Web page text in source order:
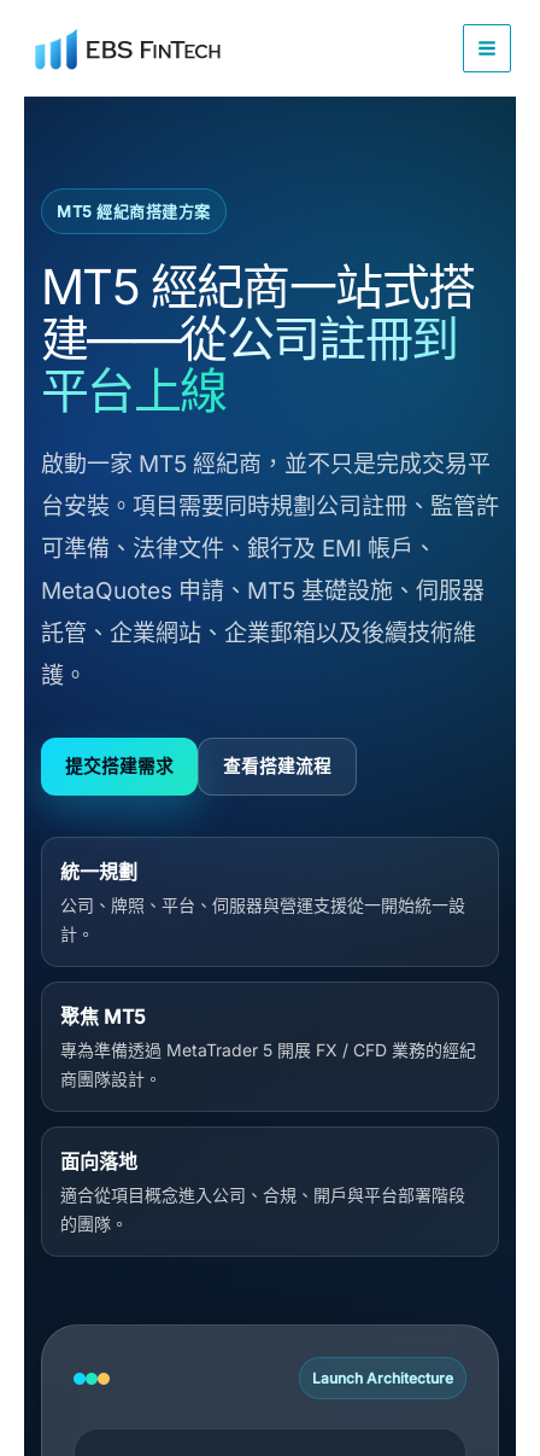
content
MT5 經紀商搭建方案
MT5 經紀商一站式搭
建——從公司註冊到
平台上線
啟動一家 MT5 經紀商，並不只是完成交易平
台安裝。項目需要同時規劃公司註冊、監管許
可準備、法律文件、銀行及 EMI 帳戶、
MetaQuotes 申請、MT5 基礎設施、伺服器
託管、企業網站、企業郵箱以及後續技術維
護。
提交搭建需求 查看搭建流程
統一規劃
公司、牌照、平台、伺服器與營運支援從一開始統一設
計。
聚焦 MT5
專為準備透過 MetaTrader 5 開展 FX / CFD 業務的經紀
商團隊設計。
面向落地
適合從項目概念進入公司、合規、開戶與平台部署階段
的團隊。
Launch Architecture